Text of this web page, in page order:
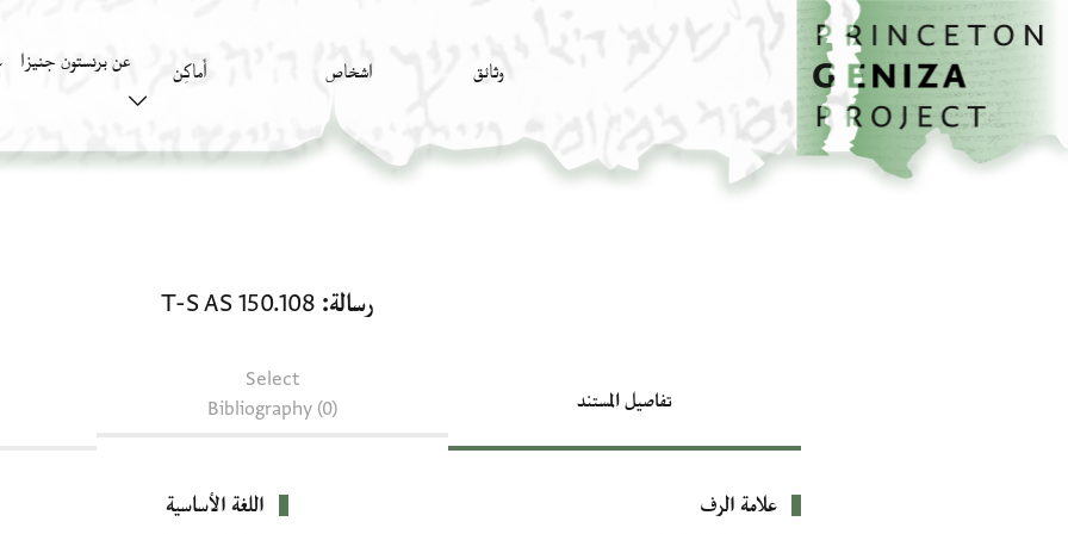
تخطي إلى المحتوى الرئيسي
الصفحة الرئيسية
وثائق اشخاص أَماكِن عن برنستون جنيزا
رسالة T-S AS 150.108
تفاصيل المستند
Select
Bibliography (0)
بيانات التعريف
علامة الرف اللغة الأساسية